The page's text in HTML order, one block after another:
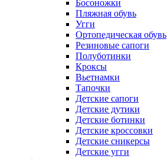
Босоножки
Пляжная обувь
Угги
Ортопедическая обувь
Резиновые сапоги
Полуботинки
Кроксы
Вьетнамки
Тапочки
Детские сапоги
Детские дутики
Детские ботинки
Детские кроссовки
Детские сникерсы
Детские угги